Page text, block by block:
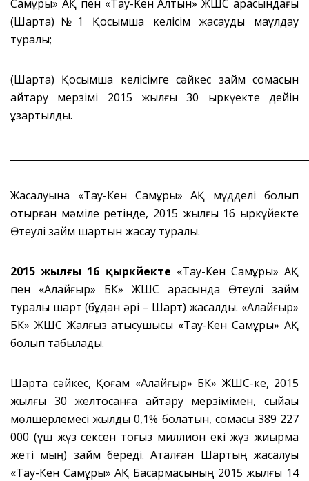
Самұрық» АҚ пен «Taу-Keн Алтын» ЖШС арасындағы
(Шартқа)№1 Қосымша келісім жасауды мақұлдау
туралы;
(Шартқа) Қосымша келісімге сәйкес займ сомасын
қайтару мерзімі 2015 жылғы 30 қыркүекте дейін
ұзартылды.
Жасалуына «Тау-Кен Самұрық» АҚ мүдделі болып
отырған мәміле ретінде, 2015 жылғы 16 қыркүйекте
Өтеулі займ шартын жасау туралы.
2015 жылғы 16 қыркүйекте «Тау-Кен Самұрық» АҚ
пен «Алайғыр» БК» ЖШС арасында Өтеулі займ
туралы шарт (бұдан әрі – Шарт) жасалды. «Алайғыр»
БК» ЖШС Жалғыз қатысушысы «Тау-Кен Самұрық» АҚ
болып табылады.
Шартқа сәйкес, Қоғам «Алайғыр» БК» ЖШС-ке, 2015
жылғы 30 желтоқсанға қайтару мерзімімен, сыйақы
мөлшерлемесі жылдық 0,1% болатын, сомасы 389 227
000 (үш жүз сексен тоғыз миллион екі жүз жиырма
жеті мың) займ береді. Аталған Шартың жасалуы
«Тау-Кен Самұрық» АҚ Басқармасының 2015 жылғы 14